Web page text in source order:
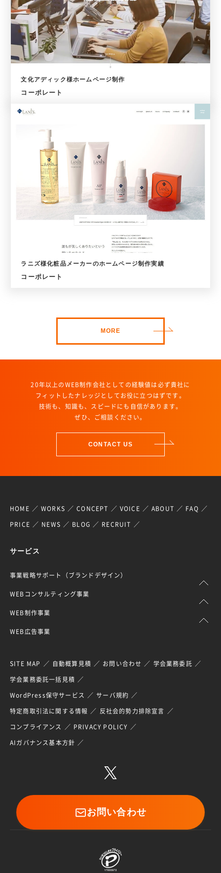
文化アディック様ホームページ制作
コーポレート
ラニズ様化粧品メーカーのホームページ制作実績
コーポレート
MORE
20年以上のWEB制作会社としての経験値は必ず貴社に
フィットしたナレッジとしてお役に立つはずです。
技術も、知識も、スピードにも自信があります。
ぜひ、ご相談ください。
CONTACT US
HOME WORKS CONCEPT VOICE ABOUT FAQ
PRICE NEWS BLOG RECRUIT
サービス
事業戦略サポート（ブランドデザイン）
WEBコンサルティング事業
WEB制作事業
WEB広告事業
SITE MAP 自動概算見積 お問い合わせ 学会業務委託
学会業務委託一括見積
WordPress保守サービス サーバ規約
特定商取引法に関する情報 反社会的勢力排除宣言
コンプライアンス PRIVACY POLICY
AIガバナンス基本方針
お問い合わせ